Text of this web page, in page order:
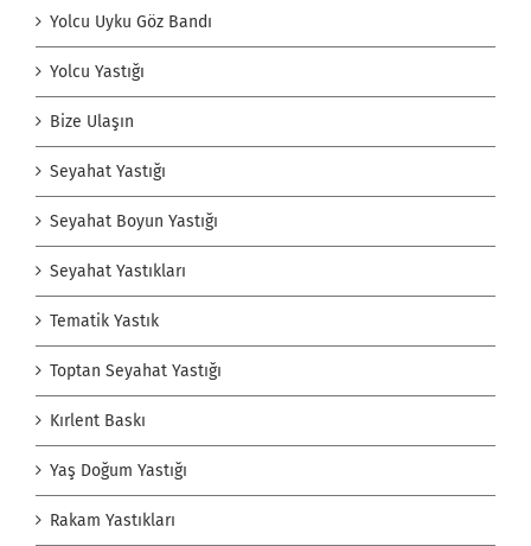
Yolcu Uyku Göz Bandı
Yolcu Yastığı
Bize Ulaşın
Seyahat Yastığı
Seyahat Boyun Yastığı
Seyahat Yastıkları
Tematik Yastık
Toptan Seyahat Yastığı
Kırlent Baskı
Yaş Doğum Yastığı
Rakam Yastıkları